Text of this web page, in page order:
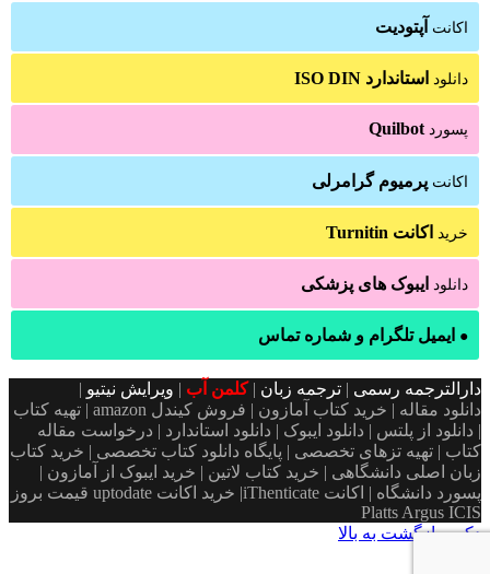
اکانت آپتودیت
دانلود استاندارد ISO DIN
پسورد Quilbot
اکانت پرمیوم گرامرلی
خرید اکانت Turnitin
دانلود ایبوک های پزشکی
● ایمیل تلگرام و شماره تماس
دارالترجمه رسمی | ترجمه زبان |کلمن آب | ویرایش نیتیو |
دانلود مقاله | خرید کتاب آمازون | فروش کیندل amazon | تهیه کتاب
| دانلود از پلتس | دانلود ایبوک | دانلود استاندارد | درخواست مقاله
کتاب | تهیه تزهای تخصصی | پایگاه دانلود کتاب تخصصی | خرید کتاب
زبان اصلی دانشگاهی | خرید کتاب لاتین | خرید ایبوک از آمازون |
پسورد دانشگاه | اکانت iThenticate| خريد اكانت uptodate قیمت بروز
Platts Argus ICIS
دکمه بازگشت به بالا